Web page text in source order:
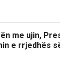
me ujin,
e rrjedhës